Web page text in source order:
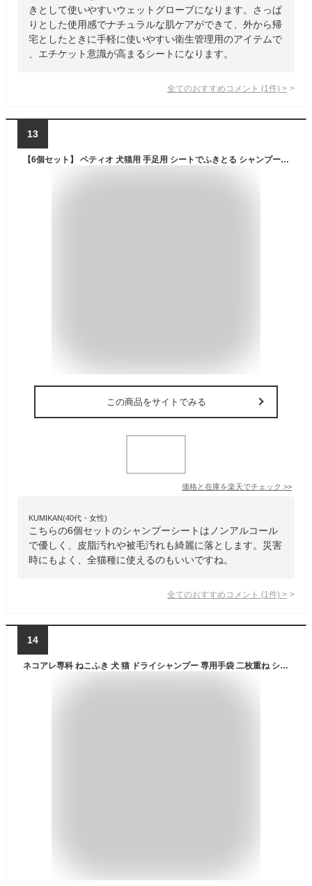
きとして使いやすいウェットグローブになります。さっぱ
りとした使用感でナチュラルな肌ケアができて、外から帰
宅としたときに手軽に使いやすい衛生管理用のアイテムで
、エチケット意識が高まるシートになります。
全てのおすすめコメント (1 件) >
13
【6個セット】 ペティオ 犬猫用 手足用 シートでふきとる シャンプーティッシュ 30枚 全犬種・全猫種 Petio W26880 ノンアルコール シャンプー ペット用防災 ペット用品 ペット用 フェーズフリー 防災 備蓄 長毛 ペット ウェットティッシュ 短毛 厳選素材
この商品をサイトでみる
価格と在庫を楽天でチェック >>
KUMIKAN(40代・女性)
こちらの6個セットのシャンプーシートはノンアルコール
で優しく、皮脂汚れや被毛汚れも綺麗に落とします。災害
時にもよく、全猫種に使えるのもいいですね。
全てのおすすめコメント (1 件) >
14
ネコアレ専科 ねこふき 犬 猫 ドライシャンプー 専用手袋 二枚重ね シャンプータオル (10枚×2袋)